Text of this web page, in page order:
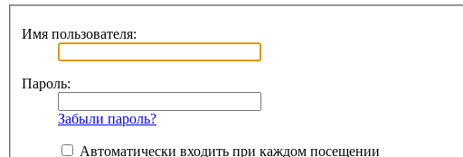
Имя пользователя:
Пароль:
Забыли пароль?
Автоматически входить при каждом посещении